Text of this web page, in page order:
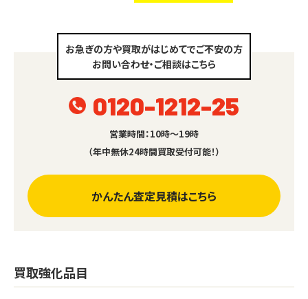
お急ぎの方や買取がはじめてでご不安の方
お問い合わせ・ご相談はこちら
0120-1212-25
営業時間：10時～19時
（年中無休24時間買取受付可能！）
かんたん査定見積はこちら
買取強化品目